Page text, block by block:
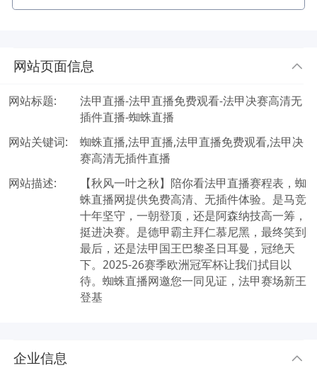
网站页面信息
网站标题:
法甲直播-法甲直播免费观看-法甲决赛高清无
插件直播-蜘蛛直播
网站关键词:
蜘蛛直播,法甲直播,法甲直播免费观看,法甲决
赛高清无插件直播
网站描述:
【秋风一叶之秋】陪你看法甲直播赛程表，蜘
蛛直播网提供免费高清、无插件体验。是马竞
十年坚守，一朝登顶，还是阿森纳技高一筹，
挺进决赛。是德甲霸主拜仁慕尼黑，最终笑到
最后，还是法甲国王巴黎圣日耳曼，冠绝天
下。2025-26赛季欧洲冠军杯让我们拭目以
待。蜘蛛直播网邀您一同见证，法甲赛场新王
登基
企业信息